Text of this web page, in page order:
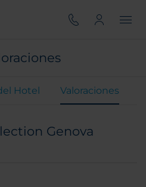
Hotel Valoraciones
Genova